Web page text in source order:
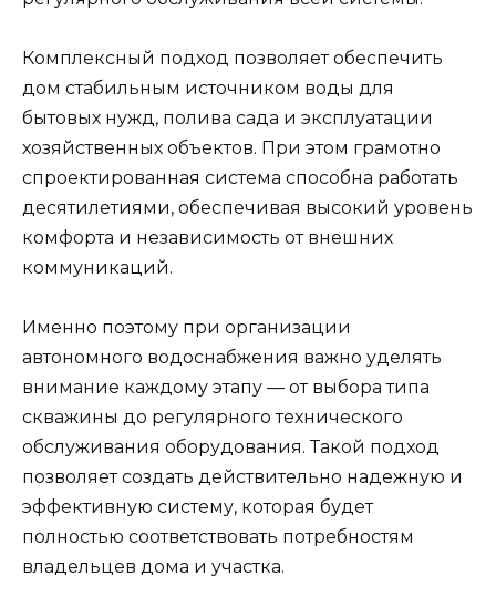
Комплексный подход позволяет обеспечить
дом стабильным источником воды для
бытовых нужд, полива сада и эксплуатации
хозяйственных объектов. При этом грамотно
спроектированная система способна работать
десятилетиями, обеспечивая высокий уровень
комфорта и независимость от внешних
коммуникаций.
Именно поэтому при организации
автономного водоснабжения важно уделять
внимание каждому этапу — от выбора типа
скважины до регулярного технического
обслуживания оборудования. Такой подход
позволяет создать действительно надежную и
эффективную систему, которая будет
полностью соответствовать потребностям
владельцев дома и участка.